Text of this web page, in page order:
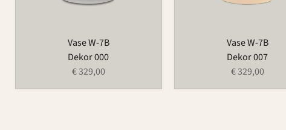
Vase W-7B
Dekor 000
€ 329,00
Vase W-7B
Dekor 007
€ 329,00